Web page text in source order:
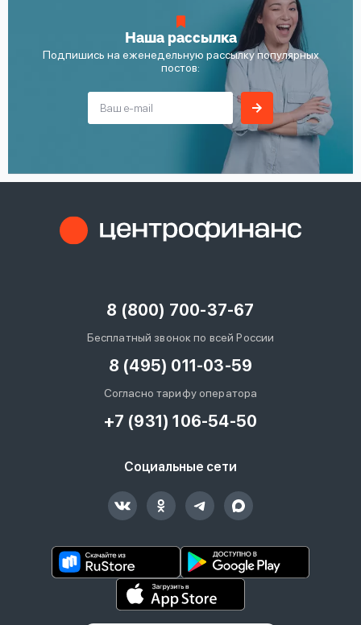
Наша рассылка
Подпишись на еженедельную рассылку популярных
постов:
8 (800) 700-37-67
Бесплатный звонок по всей России
8 (495) 011-03-59
Согласно тарифу оператора
+7 (931) 106-54-50
Социальные сети